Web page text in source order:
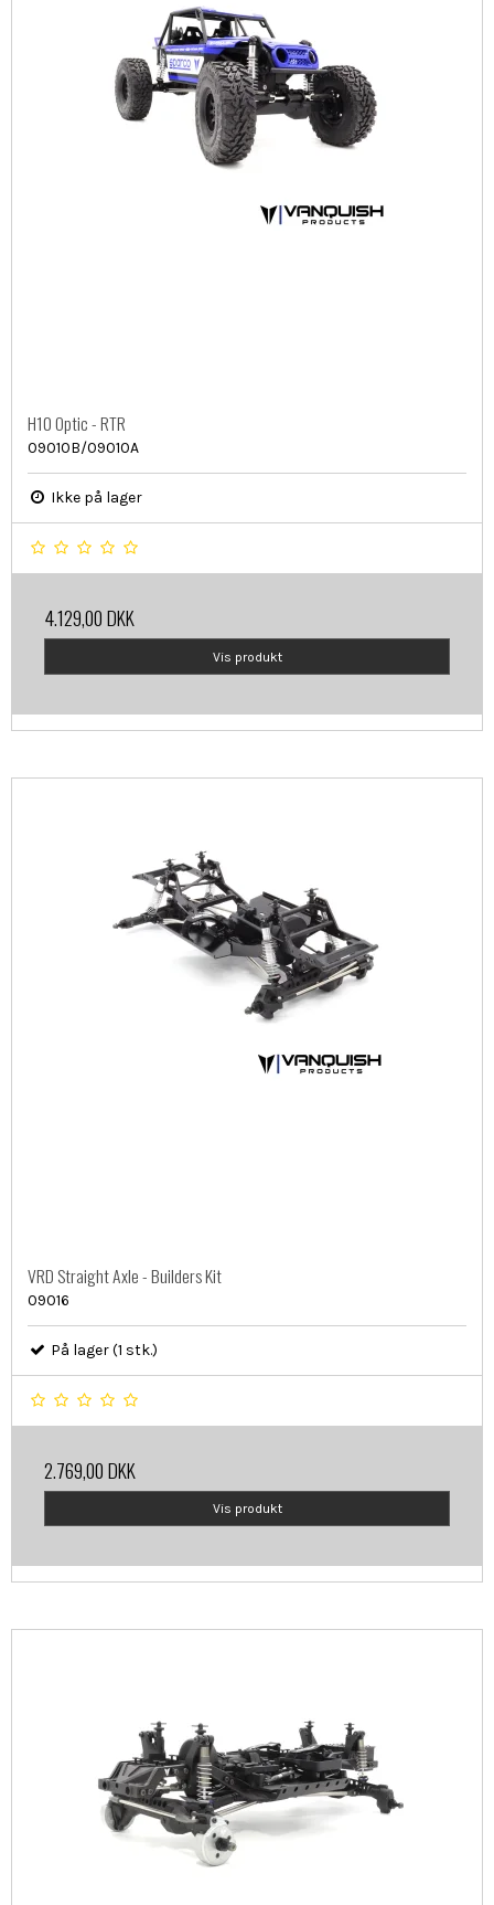
H10 Optic - RTR
09010B/09010A
Ikke på lager
4.129,00 DKK
Vis produkt
VRD Straight Axle - Builders Kit
09016
På lager (1 stk.)
2.769,00 DKK
Vis produkt